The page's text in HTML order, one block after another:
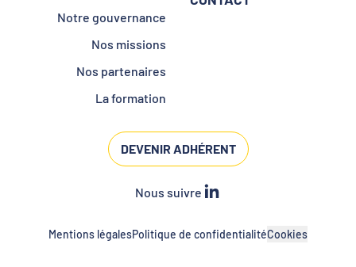
Notre gouvernance
Nos missions
Nos partenaires
La formation
DEVENIR ADHÉRENT
Nous suivre
Mentions légalesPolitique de confidentialitéCookies